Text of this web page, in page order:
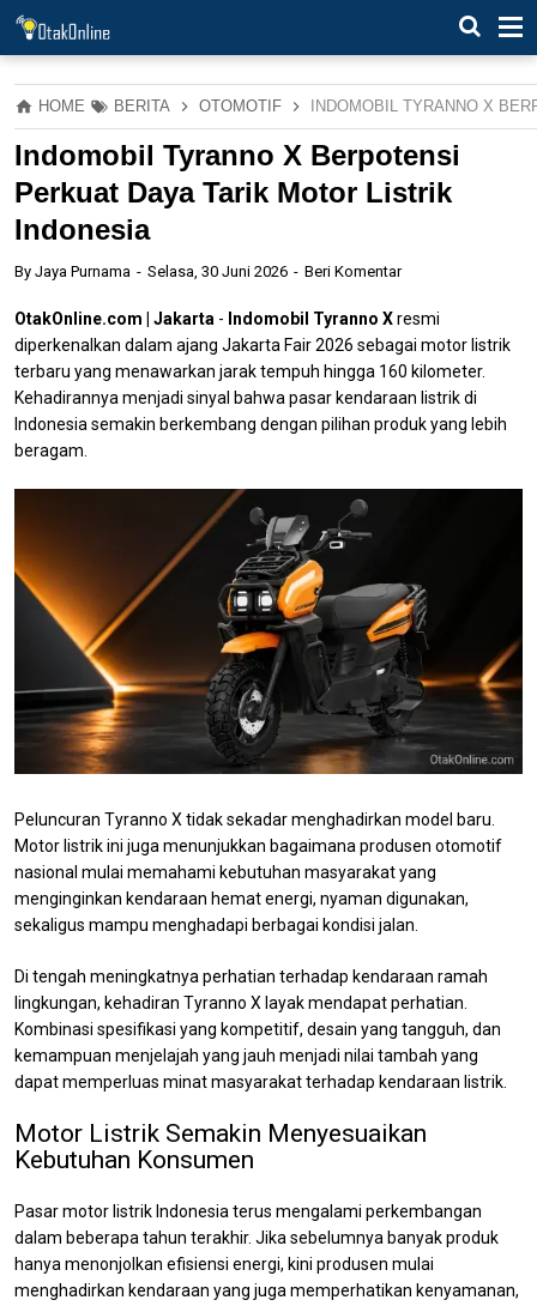
HOME BERITA OTOMOTIF INDOMOBIL TYRANNO X
Indomobil Tyranno X Berpotensi
Perkuat Daya Tarik Motor Listrik
Indonesia
By Jaya Purnama Selasa, 30 Juni 2026 Beri Komentar
OtakOnline.com | Jakarta - Indomobil Tyranno Xresmi
diperkenalkan dalam ajang Jakarta Fair 2026 sebagai motor listrik
terbaru yang menawarkan jarak tempuh hingga 160 kilometer.
Kehadirannya menjadi sinyal bahwa pasar kendaraan listrik di
Indonesia semakin berkembang dengan pilihan produk yang lebih
beragam.
Peluncuran Tyranno X tidak sekadar menghadirkan model baru.
Motor listrik ini juga menunjukkan bagaimana produsen otomotif
nasional mulai memahami kebutuhan masyarakat yang
menginginkan kendaraan hemat energi, nyaman digunakan,
sekaligus mampu menghadapi berbagai kondisi jalan.
Di tengah meningkatnya perhatian terhadap kendaraan ramah
lingkungan, kehadiran Tyranno X layak mendapat perhatian.
Kombinasi spesifikasi yang kompetitif, desain yang tangguh, dan
kemampuan menjelajah yang jauh menjadi nilai tambah yang
dapat memperluas minat masyarakat terhadap kendaraan listrik.
Motor Listrik Semakin Menyesuaikan
Kebutuhan Konsumen
Pasar motor listrik Indonesia terus mengalami perkembangan
dalam beberapa tahun terakhir. Jika sebelumnya banyak produk
hanya menonjolkan efisiensi energi, kini produsen mulai
menghadirkan kendaraan yang juga memperhatikan kenyamanan,